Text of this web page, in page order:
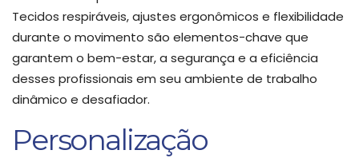
Tecidos respiráveis, ajustes ergonômicos e flexibilidade
durante o movimento são elementos-chave que
garantem o bem-estar, a segurança e a eficiência
desses profissionais em seu ambiente de trabalho
dinâmico e desafiador.
Personalização